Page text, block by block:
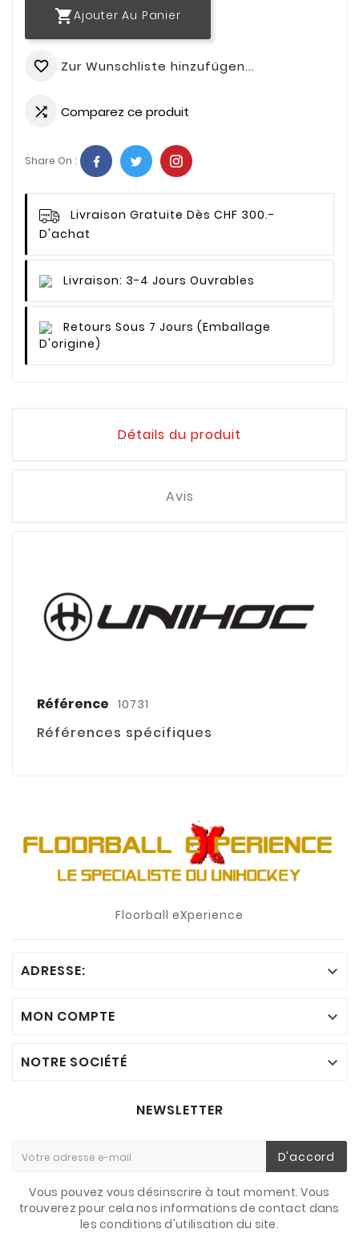
Ajouter Au Panier
favorite_border Zur Wunschliste hinzufügen...
 Comparez ce produit
Share On :
Livraison Gratuite Dès CHF 300.-
D'achat
Livraison: 3-4 Jours Ouvrables
Retours Sous 7 Jours (emballage
D'origine)
Détails du produit
Avis
Référence 10731
Références spécifiques
Floorball eXperience
ADRESSE: 
MON COMPTE 
NOTRE SOCIÉTÉ 
NEWSLETTER
D'accord
Vous pouvez vous désinscrire à tout moment. Vous
trouverez pour cela nos informations de contact dans
les conditions d'utilisation du site.